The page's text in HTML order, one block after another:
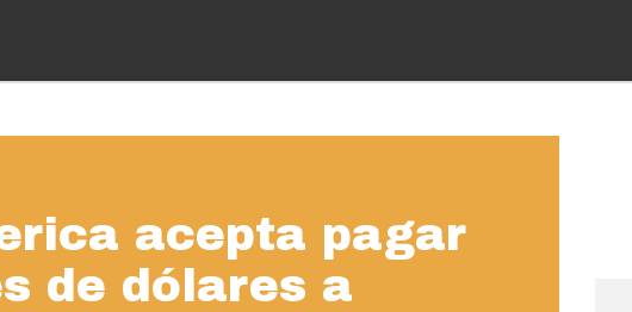
acepta pagar
de dólares a